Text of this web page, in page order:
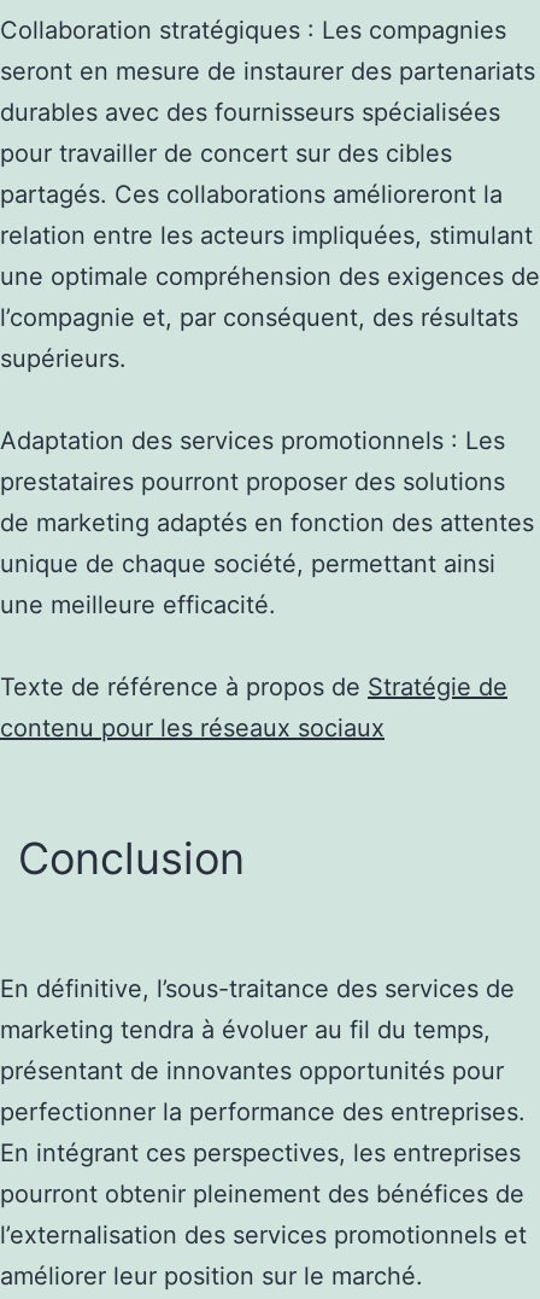
Collaboration stratégiques : Les compagnies
seront en mesure de instaurer des partenariats
durables avec des fournisseurs spécialisées
pour travailler de concert sur des cibles
partagés. Ces collaborations amélioreront la
relation entre les acteurs impliquées, stimulant
une optimale compréhension des exigences de
l’compagnie et, par conséquent, des résultats
supérieurs.
Adaptation des services promotionnels : Les
prestataires pourront proposer des solutions
de marketing adaptés en fonction des attentes
unique de chaque société, permettant ainsi
une meilleure efficacité.
Texte de référence à propos de Stratégie de
contenu pour les réseaux sociaux
Conclusion
En définitive, l’sous-traitance des services de
marketing tendra à évoluer au fil du temps,
présentant de innovantes opportunités pour
perfectionner la performance des entreprises.
En intégrant ces perspectives, les entreprises
pourront obtenir pleinement des bénéfices de
l’externalisation des services promotionnels et
améliorer leur position sur le marché.